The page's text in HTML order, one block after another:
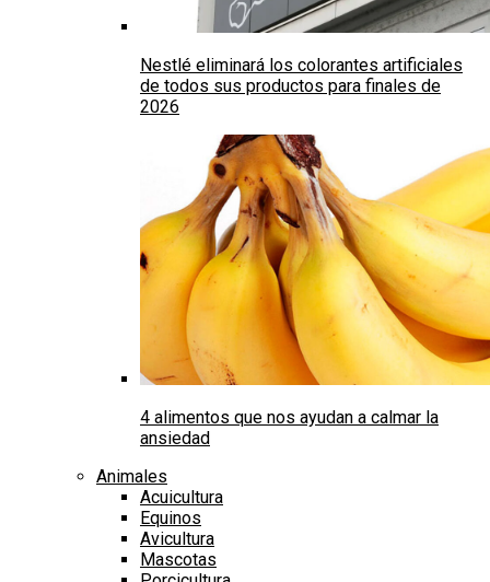
Nestlé eliminará los colorantes artificiales
de todos sus productos para finales de
2026
4 alimentos que nos ayudan a calmar la
ansiedad
Animales
Acuicultura
Equinos
Avicultura
Mascotas